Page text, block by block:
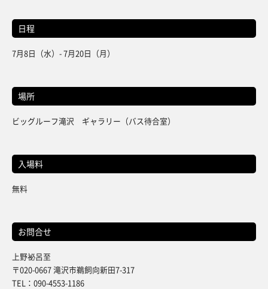
日程
7月8日（水）- 7月20日（月）
場所
ビッグルーフ滝沢 ギャラリー（バス待合室）
入場料
無料
お問合せ
上野祕呂至
〒020-0667 滝沢市鵜飼向新田7-317
TEL：090-4553-1186